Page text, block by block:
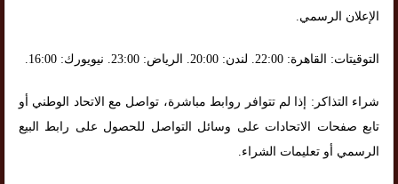
الإعلان الرسمي.
التوقيتات: القاهرة: 22:00. لندن: 20:00. الرياض: 23:00. نيويورك: 16:00.
شراء التذاكر: إذا لم تتوافر روابط مباشرة، تواصل مع الاتحاد الوطني أو
تابع صفحات الاتحادات على وسائل التواصل للحصول على رابط البيع
الرسمي أو تعليمات الشراء.